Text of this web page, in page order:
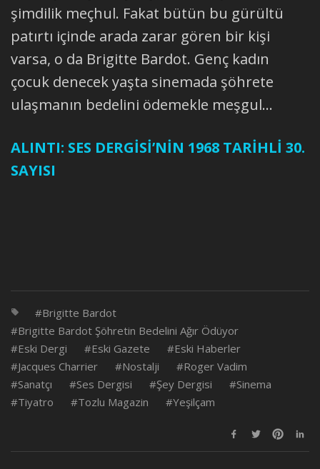
şimdilik meçhul. Fakat bütün bu gürültü
patırtı içinde arada zarar gören bir kişi
varsa, o da Brigitte Bardot. Genç kadın
çocuk denecek yaşta sinemada şöhrete
ulaşmanın bedelini ödemekle meşgul...
ALINTI: SES DERGİSİ’NİN 1968 TARİHLİ 30.
SAYISI
Brigitte Bardot
Brigitte Bardot Şöhretin Bedelini Ağır Ödüyor
Eski Dergi
Eski Gazete
Eski Haberler
Jacques Charrier
Nostalji
Roger Vadim
Sanatçı
Ses Dergisi Şey Dergisi
Sinema
Tiyatro
Tozlu Magazin Yeşilçam